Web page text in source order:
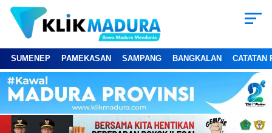
SUMENEP PAMEKASAN SAMPANG BANGKALAN CATATAN